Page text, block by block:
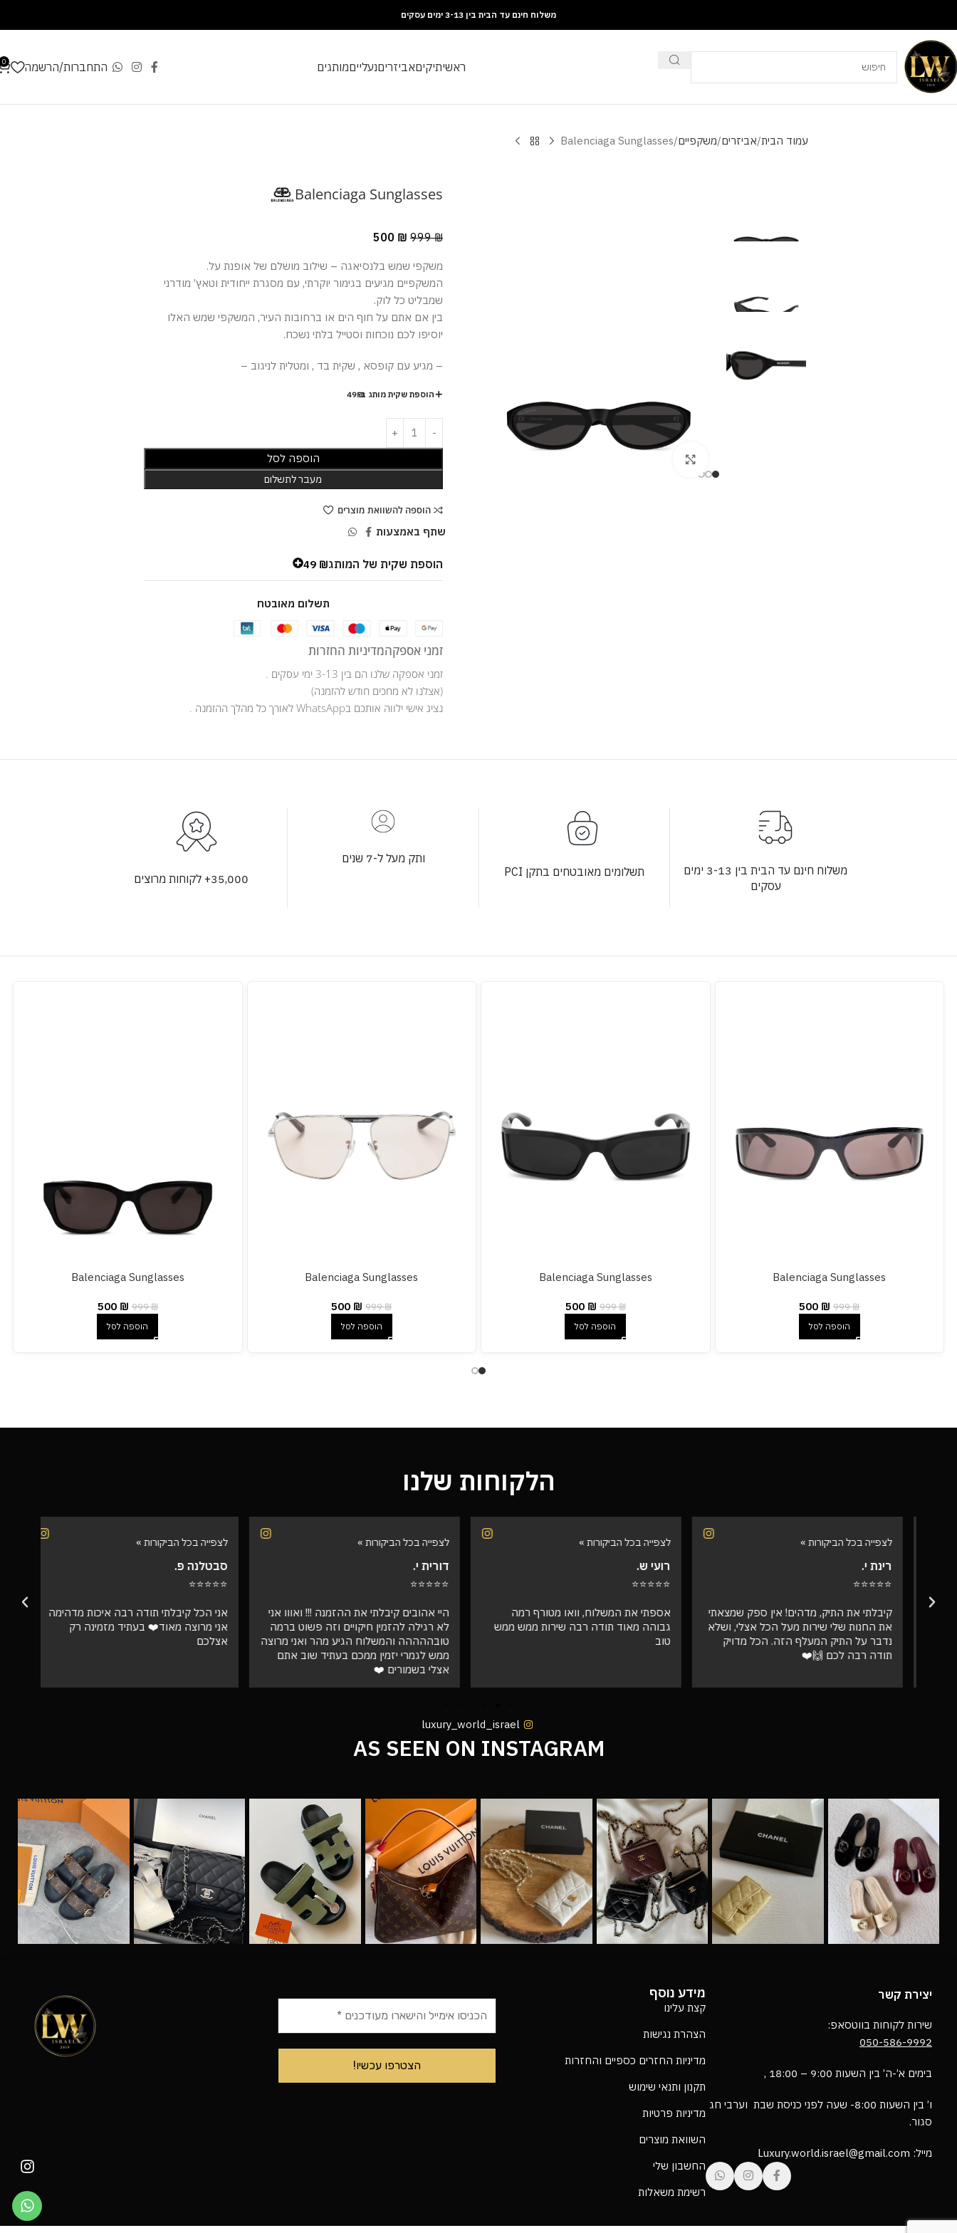
משלוח חינם עד הבית בין 3-13 ימים עסקים
ראשיתיקיםאביזריםנעלייםמותגים התחברות/הרשמה 0
עמוד הבית אביזרים משקפיים Balenciaga Sunglasses
Balenciaga Sunglasses
999₪
500 ₪
משקפי שמש בלנסיאגה – שילוב מושלם של אופנת על.
המשקפיים מגיעים בגימור יוקרתי, עם מסגרת ייחודית וטאץ’ מודרני
שמבליט כל לוק.
בין אם אתם על חוף הים או ברחובות העיר, המשקפי שמש האלו
יוסיפו לכם נוכחות וסטייל בלתי נשכח.
– מגיע עם קופסא , שקית בד , ומטלית לניגוב –
הוספת שקית מותג ב-49₪
הוספה לסל
מעבר לתשלום
הוספה להשוואת מוצרים
שתף באמצעות
הוספת שקית של המותג 49 ₪
תשלום מאובטח
זמני אספקהמדיניות החזרות
זמני אספקה שלנו הם בין 3-13 ימי עסקים .
(אצלנו לא מחכים חודש להזמנה)
נציג אישי ילווה אותכם בWhatsApp לאורך כל מהלך ההזמנה .
משלוח חינם עד הבית בין 3-13 ימים
עסקים
תשלומים מאובטחים בתקן PCI
ותק מעל ל-7 שנים
35,000+ לקוחות מרוצים
Balenciaga Sunglasses
999₪
500 ₪
הוספה לסל
Balenciaga Sunglasses
999₪
500 ₪
הוספה לסל
Balenciaga Sunglasses
999₪
500 ₪
הוספה לסל
Balenciaga Sunglasses
999₪
500 ₪
הוספה לסל
הלקוחות שלנו
לצפייה בכל הביקורות »
רינת י.
⭐⭐⭐⭐⭐
קיבלתי את התיק, מדהים! אין ספק שמצאתי
את החנות שלי שירות מעל הכל אצלי, ושלא
נדבר על התיק המעלף הזה. הכל מדויק
תודה רבה לכם 🙌❤️
לצפייה בכל הביקורות »
רועי ש.
⭐⭐⭐⭐⭐
אספתי את המשלוח, וואו מטורף רמה
גבוהה מאוד תודה רבה שירות ממש ממש
טוב
לצפייה בכל הביקורות »
דורית י.
⭐⭐⭐⭐⭐
היי אהובים קיבלתי את ההזמנה !!! ואווו אני
לא רגילה להזמין חיקויים וזה פשוט ברמה
טובההההה והמשלוח הגיע מהר ואני מרוצה
ממש לגמרי יזמין ממכם בעתיד שוב אתם
אצלי בשמורים ❤️
לצפייה בכל הביקורות »
סבטלנה פ.
⭐⭐⭐⭐⭐
אני הכל קיבלתי תודה רבה איכות מדהימה
אני מרוצה מאוד❤️ בעתיד מזמינה רק
אצלכם
luxury_world_israel
AS SEEN ON INSTAGRAM
יצירת קשר
שירות לקוחות בווטסאפ:
050-586-9992
בימים א’-ה’ בין השעות 9:00 – 18:00 ,
ו’ בין השעות 8:00- שעה לפני כניסת שבת וערבי חג
סגור.
מייל: Luxury.world.israel@gmail.com
מידע נוסף
קצת עלינו
הצהרת נגישות
מדיניות החזרים כספיים והחזרות
תקנון ותנאי שימוש
מדיניות פרטיות
השוואת מוצרים
החשבון שלי
רשימת משאלות